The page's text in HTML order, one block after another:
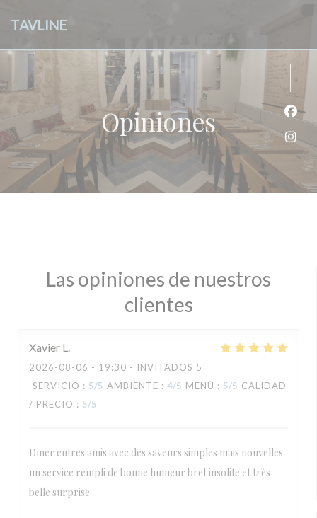
TAVLINE
Opiniones
Las opiniones de nuestros
clientes
Xavier L
2026-08-06 - 19:30 - INVITADOS 5
SERVICIO : 5/5 AMBIENTE : 4/5 MENÚ : 5/5 CALIDAD
/ PRECIO : 5/5
Dîner entres amis avec des saveurs simples mais nouvelles
un service rempli de bonne humeur bref insolite et très
belle surprise